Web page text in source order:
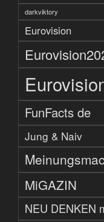
darkviktory
Eurovision
FunFacts de
Jung & Naiv
MiGAZIN
NEU DENKEN